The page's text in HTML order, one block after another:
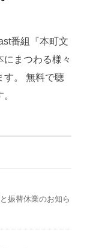
番組『本町文
まつわる様々
す。 無料で聴
振替休業のお知ら